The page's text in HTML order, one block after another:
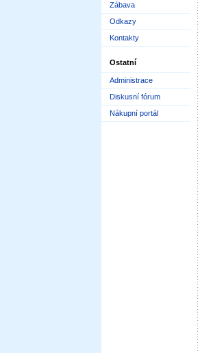
Zábava
Odkazy
Kontakty
Ostatní
Administrace
Diskusní fórum
Nákupní portál